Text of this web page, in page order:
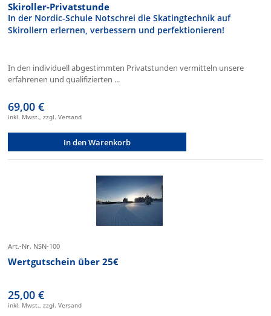
Skiroller-Privatstunde
In der Nordic-Schule Notschrei die Skatingtechnik auf
Skirollern erlernen, verbessern und perfektionieren!
In den individuell abgestimmten Privatstunden vermitteln unsere
erfahrenen und qualifizierten ...
69,00 €
inkl. Mwst., zzgl. Versand
In den Warenkorb
Art.-Nr. NSN-100
Wertgutschein über 25€
25,00 €
inkl. Mwst., zzgl. Versand